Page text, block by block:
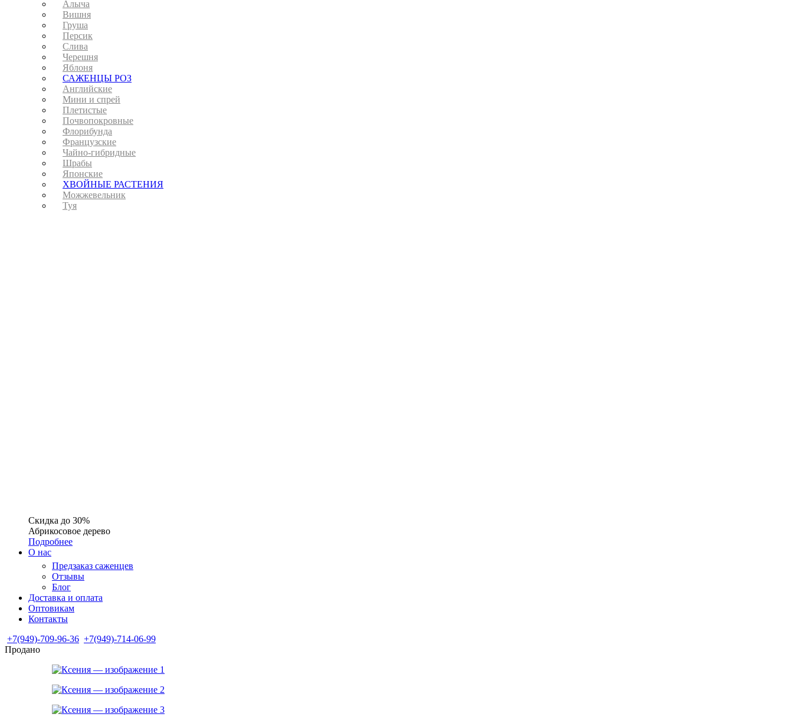
Алыча
Вишня
Груша
Персик
Слива
Черешня
Яблоня
САЖЕНЦЫ РОЗ
Английские
Мини и спрей
Плетистые
Почвопокровные
Флорибунда
Французские
Чайно-гибридные
Шрабы
Японские
ХВОЙНЫЕ РАСТЕНИЯ
Можжевельник
Туя
Скидка до 30%
Абрикосовое дерево
Подробнее
О нас
Предзаказ саженцев
Отзывы
Блог
Доставка и оплата
Оптовикам
Контакты
+7(949)-709-96-36 +7(949)-714-06-99
Продано